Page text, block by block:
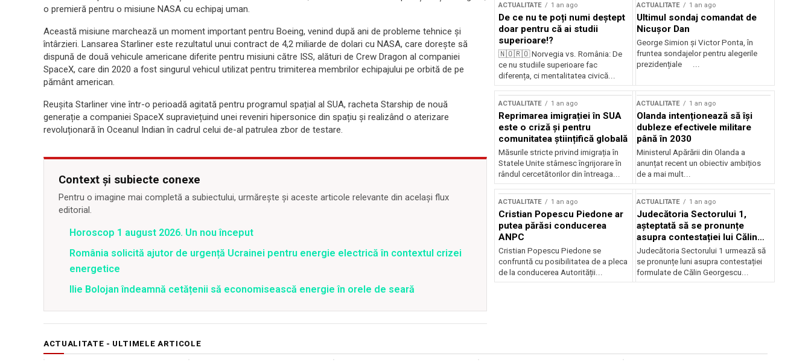
o premieră pentru o misiune NASA cu echipaj uman.
Această misiune marchează un moment important pentru Boeing, venind după ani de probleme tehnice și
întârzieri. Lansarea Starliner este rezultatul unui contract de 4,2 miliarde de dolari cu NASA, care dorește să
dispună de două vehicule americane diferite pentru misiuni către ISS, alături de Crew Dragon al companiei
SpaceX, care din 2020 a fost singurul vehicul utilizat pentru trimiterea membrilor echipajului pe orbită de pe
pământ american.
Reușita Starliner vine într-o perioadă agitată pentru programul spațial al SUA, racheta Starship de nouă
generație a companiei SpaceX supraviețuind unei reveniri hipersonice din spațiu și realizând o aterizare
revoluționară în Oceanul Indian în cadrul celui de-al patrulea zbor de testare.
Context și subiecte conexe
Pentru o imagine mai completă a subiectului, urmărește și aceste articole relevante din același flux
editorial.
Horoscop 1 august 2026. Un nou început
România solicită ajutor de urgență Ucrainei pentru energie electrică în contextul crizei
energetice
Ilie Bolojan îndeamnă cetățenii să economisească energie în orele de seară
ACTUALITATE 1 an ago
De ce nu te poți numi deștept
doar pentru că ai studii
superioare!?
🇳🇴🇷🇴 Norvegia vs. România: De
ce nu studiile superioare fac
diferența, ci mentalitatea civică...
ACTUALITATE 1 an ago
Ultimul sondaj comandat de
Nicușor Dan
George Simion și Victor Ponta, în
fruntea sondajelor pentru alegerile
prezidențiale ...
ACTUALITATE 1 an ago
Reprimarea imigrației în SUA
este o criză și pentru
comunitatea științifică globală
Măsurile stricte privind imigrația în
Statele Unite stârnesc îngrijorare în
rândul cercetătorilor din întreaga...
ACTUALITATE 1 an ago
Olanda intenționează să își
dubleze efectivele militare
până în 2030
Ministerul Apărării din Olanda a
anunțat recent un obiectiv ambițios
de a mai mult...
ACTUALITATE 1 an ago
Cristian Popescu Piedone ar
putea părăsi conducerea
ANPC
Cristian Popescu Piedone se
confruntă cu posibilitatea de a pleca
de la conducerea Autorității...
ACTUALITATE 1 an ago
Judecătoria Sectorului 1,
așteptată să se pronunțe
asupra contestației lui Călin
Georgescu privind controlul
judiciar
Judecătoria Sectorului 1 urmează să
se pronunțe luni asupra contestației
formulate de Călin Georgescu...
ACTUALITATE - ULTIMELE ARTICOLE